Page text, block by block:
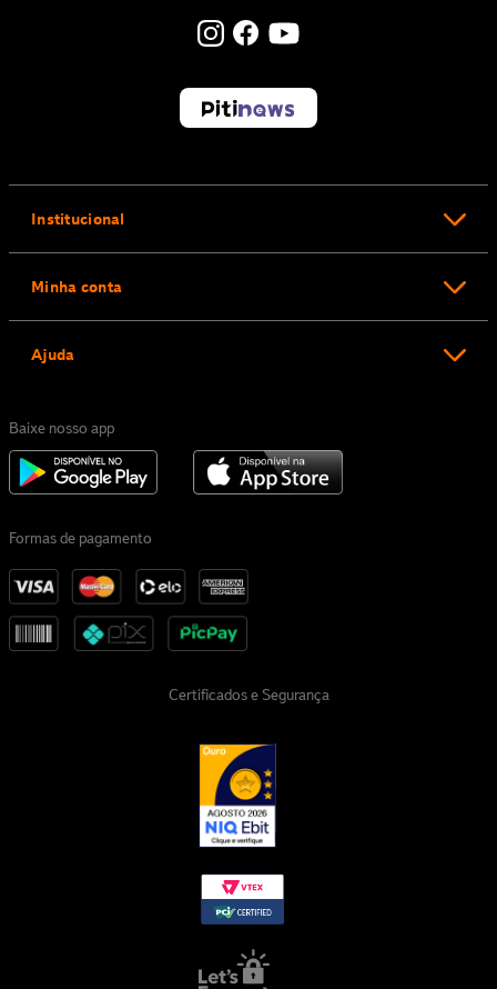
Institucional
Minha conta
Ajuda
Baixe nosso app
Formas de pagamento
Certificados e Segurança